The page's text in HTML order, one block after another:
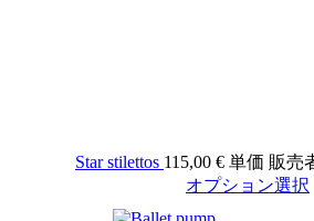
Star stilettos 115,00 € 単価 販売
オプション選択